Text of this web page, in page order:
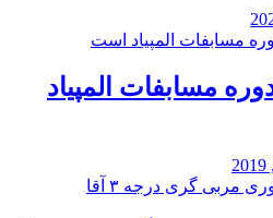
مسابفات المپیاد